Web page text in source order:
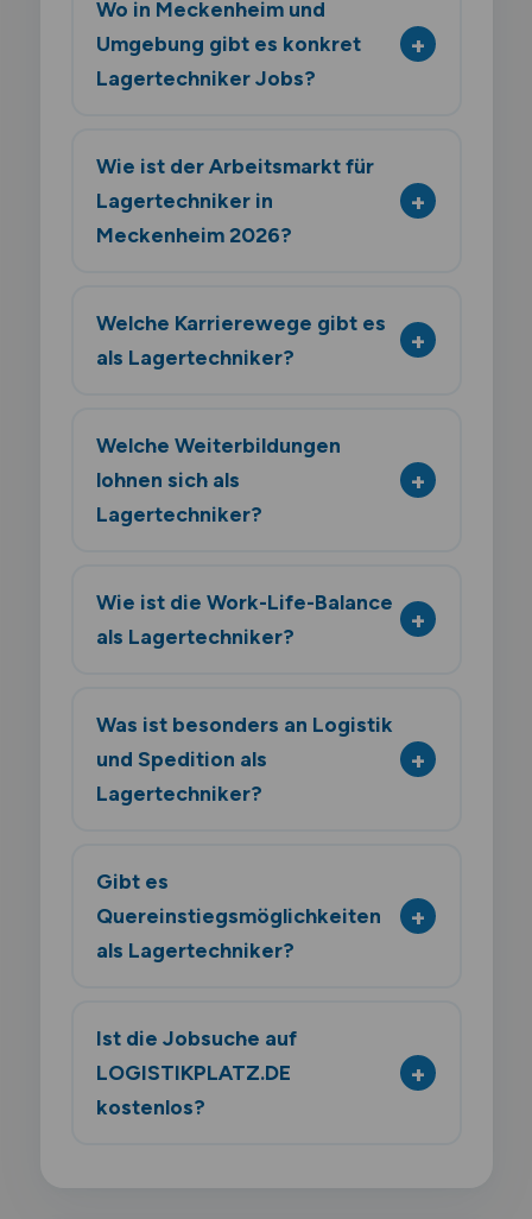
Wo in Meckenheim und
Umgebung gibt es konkret
Lagertechniker Jobs?
Wie ist der Arbeitsmarkt für
Lagertechniker in
Meckenheim 2026?
Welche Karrierewege gibt es
als Lagertechniker?
Welche Weiterbildungen
lohnen sich als
Lagertechniker?
Wie ist die Work-Life-Balance
als Lagertechniker?
Was ist besonders an Logistik
und Spedition als
Lagertechniker?
Gibt es
Quereinstiegsmöglichkeiten
als Lagertechniker?
Ist die Jobsuche auf
LOGISTIKPLATZ.DE
kostenlos?